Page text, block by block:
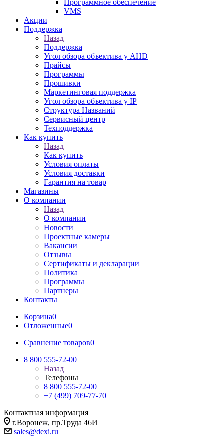
Программное обеспечение
VMS
Акции
Поддержка
Назад
Поддержка
Угол обзора объектива у AHD
Прайсы
Программы
Прошивки
Маркетинговая поддержка
Угол обзора объектива у IP
Структура Названий
Сервисный центр
Техподдержка
Как купить
Назад
Как купить
Условия оплаты
Условия доставки
Гарантия на товар
Магазины
О компании
Назад
О компании
Новости
Проектные камеры
Вакансии
Отзывы
Сертификаты и декларации
Политика
Программы
Партнеры
Контакты
Корзина0
Отложенные0
Сравнение товаров0
8 800 555-72-00
Назад
Телефоны
8 800 555-72-00
+7 (499) 709-77-70
Контактная информация
г.Воронеж, пр.Труда 46И
sales@dexi.ru